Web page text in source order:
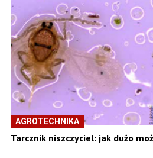
AGROTECHNIKA
Tarcznik niszczyciel: jak dużo